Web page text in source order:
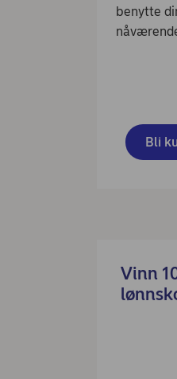
benytte
Bli
Vinn